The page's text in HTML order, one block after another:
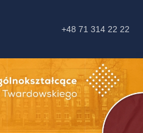
+48 71 314 22 22